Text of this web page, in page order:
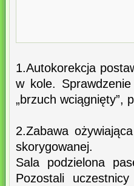
1.Autokorekcja
w kole.
„brzuch wciągnięty”,
2.Zabawa
skorygowanej.
Sala podzielona
Pozostali